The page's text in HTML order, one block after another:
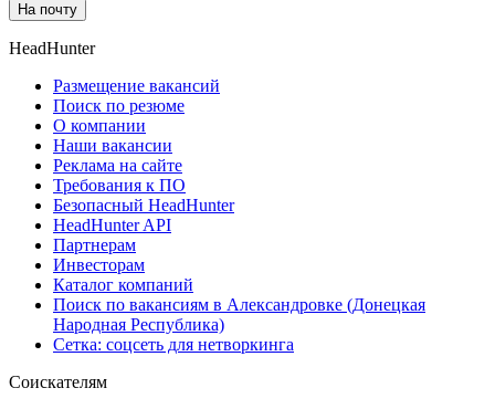
На почту
HeadHunter
Размещение вакансий
Поиск по резюме
О компании
Наши вакансии
Реклама на сайте
Требования к ПО
Безопасный HeadHunter
HeadHunter API
Партнерам
Инвесторам
Каталог компаний
Поиск по вакансиям в Александровке (Донецкая
Народная Республика)
Сетка: соцсеть для нетворкинга
Соискателям